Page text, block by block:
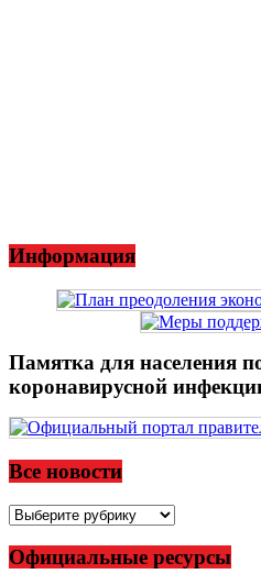
Информация
Памятка для населения
коронавирусной
Все новости
Все
Официальные ресурсы